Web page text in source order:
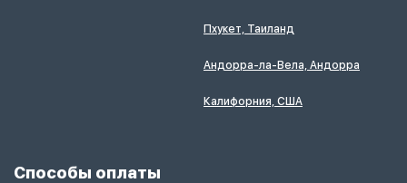
Пхукет, Таиланд
Андорра-ла-Вела, Андорра
Калифорния, США
Способы оплаты